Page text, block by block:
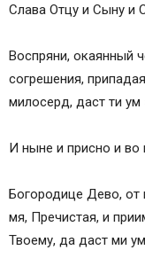
Слава Отцу и Сыну и
Воспряни, окаянный
согрешения,
милосерд, даст ти
И ныне и присно и во
Богородице Дево, от
мя, Пречистая, и
Твоему, да даст ми